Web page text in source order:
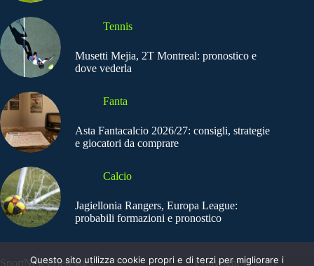
Tennis
Musetti Mejia, 2T Montreal: pronostico e
dove vederla
Fanta
Asta Fantacalcio 2026/27: consigli, strategie
e giocatori da comprare
Calcio
Jagiellonia Rangers, Europa League:
probabili formazioni e pronostico
SportNews.BetFlag - Copyright © 2025
Questo sito utilizza cookie propri e di terzi per migliorare i